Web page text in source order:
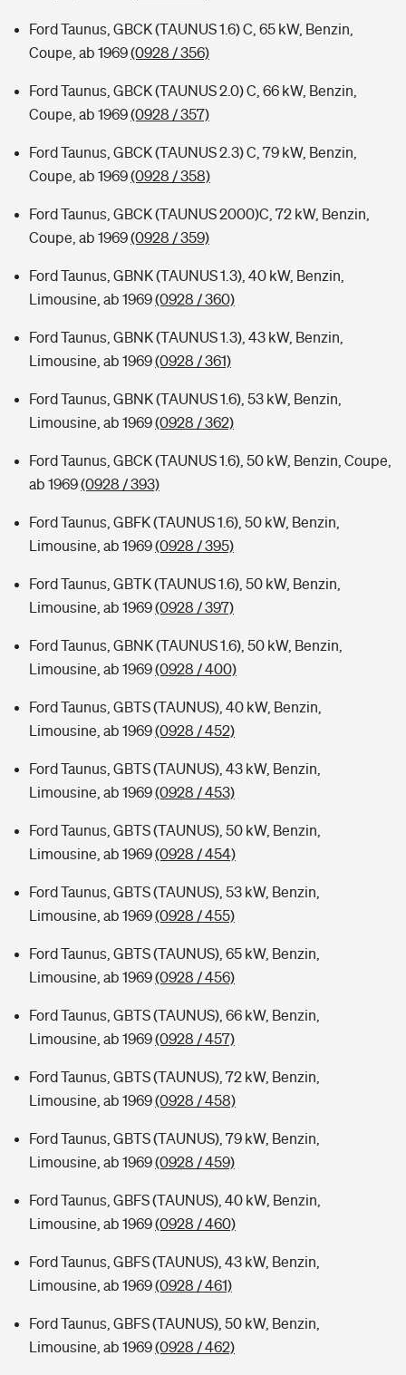
Ford Taunus, GBCK (TAUNUS 1.6) C, 65 kW, Benzin,
Coupe, ab 1969(0928 / 356)
Ford Taunus, GBCK (TAUNUS 2.0) C, 66 kW, Benzin,
Coupe, ab 1969(0928 / 357)
Ford Taunus, GBCK (TAUNUS 2.3) C, 79 kW, Benzin,
Coupe, ab 1969(0928 / 358)
Ford Taunus, GBCK (TAUNUS 2000)C, 72 kW, Benzin,
Coupe, ab 1969(0928 / 359)
Ford Taunus, GBNK (TAUNUS 1.3), 40 kW, Benzin,
Limousine, ab 1969(0928 / 360)
Ford Taunus, GBNK (TAUNUS 1.3), 43 kW, Benzin,
Limousine, ab 1969(0928 / 361)
Ford Taunus, GBNK (TAUNUS 1.6), 53 kW, Benzin,
Limousine, ab 1969(0928 / 362)
Ford Taunus, GBCK (TAUNUS 1.6), 50 kW, Benzin, Coupe,
ab 1969(0928 / 393)
Ford Taunus, GBFK (TAUNUS 1.6), 50 kW, Benzin,
Limousine, ab 1969(0928 / 395)
Ford Taunus, GBTK (TAUNUS 1.6), 50 kW, Benzin,
Limousine, ab 1969(0928 / 397)
Ford Taunus, GBNK (TAUNUS 1.6), 50 kW, Benzin,
Limousine, ab 1969(0928 / 400)
Ford Taunus, GBTS (TAUNUS), 40 kW, Benzin,
Limousine, ab 1969(0928 / 452)
Ford Taunus, GBTS (TAUNUS), 43 kW, Benzin,
Limousine, ab 1969(0928 / 453)
Ford Taunus, GBTS (TAUNUS), 50 kW, Benzin,
Limousine, ab 1969(0928 / 454)
Ford Taunus, GBTS (TAUNUS), 53 kW, Benzin,
Limousine, ab 1969(0928 / 455)
Ford Taunus, GBTS (TAUNUS), 65 kW, Benzin,
Limousine, ab 1969(0928 / 456)
Ford Taunus, GBTS (TAUNUS), 66 kW, Benzin,
Limousine, ab 1969(0928 / 457)
Ford Taunus, GBTS (TAUNUS), 72 kW, Benzin,
Limousine, ab 1969(0928 / 458)
Ford Taunus, GBTS (TAUNUS), 79 kW, Benzin,
Limousine, ab 1969(0928 / 459)
Ford Taunus, GBFS (TAUNUS), 40 kW, Benzin,
Limousine, ab 1969(0928 / 460)
Ford Taunus, GBFS (TAUNUS), 43 kW, Benzin,
Limousine, ab 1969(0928 / 461)
Ford Taunus, GBFS (TAUNUS), 50 kW, Benzin,
Limousine, ab 1969(0928 / 462)